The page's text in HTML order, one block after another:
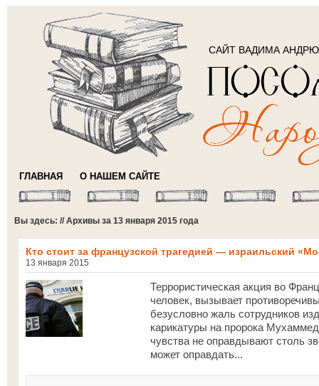
САЙТ ВАДИМА
ГЛАВНАЯ О НАШЕМ САЙТЕ
Вы здесь: // Архивы за 13 января 2015 года
Кто стоит за французской трагедией — израильский
13 января 2015
Террористическая акция во
человек, вызывает
безусловно жаль сотрудников
карикатуры на пророка
чувства не оправдывают столь
может оправдать...